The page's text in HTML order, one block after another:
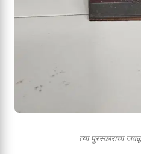
त्या पुरस्काराचा